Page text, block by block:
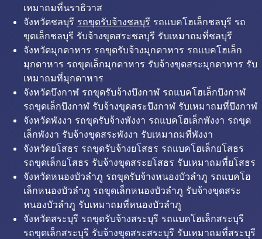
เหมาถมที่นราธิวาส
จังหวัดชลบุรี รถขุดรับจ้างชลบุรี รถแบคโฮเล็กชลบุรี รถ
ขุดเล็กชลบุรี รับจ้างขุดสระชลบุรี รับเหมาถมที่ชลบุรี
จังหวัดมุกดาหาร รถขุดรับจ้างมุกดาหาร รถแบคโฮเล็ก
มุกดาหาร รถขุดเล็กมุกดาหาร รับจ้างขุดสระมุกดาหาร รับ
เหมาถมที่มุกดาหาร
จังหวัดบึงกาฬ รถขุดรับจ้างบึงกาฬ รถแบคโฮเล็กบึงกาฬ
รถขุดเล็กบึงกาฬ รับจ้างขุดสระบึงกาฬ รับเหมาถมที่บึงกาฬ
จังหวัดพังงา รถขุดรับจ้างพังงา รถแบคโฮเล็กพังงา รถขุด
เล็กพังงา รับจ้างขุดสระพังงา รับเหมาถมที่พังงา
จังหวัดยโสธร รถขุดรับจ้างยโสธร รถแบคโฮเล็กยโสธร
รถขุดเล็กยโสธร รับจ้างขุดสระยโสธร รับเหมาถมที่ยโสธร
จังหวัดหนองบัวลำภู รถขุดรับจ้างหนองบัวลำภู รถแบคโฮ
เล็กหนองบัวลำภู รถขุดเล็กหนองบัวลำภู รับจ้างขุดสระ
หนองบัวลำภู รับเหมาถมที่หนองบัวลำภู
จังหวัดสระบุรี รถขุดรับจ้างสระบุรี รถแบคโฮเล็กสระบุรี
รถขุดเล็กสระบุรี รับจ้างขุดสระสระบุรี รับเหมาถมที่สระบุรี